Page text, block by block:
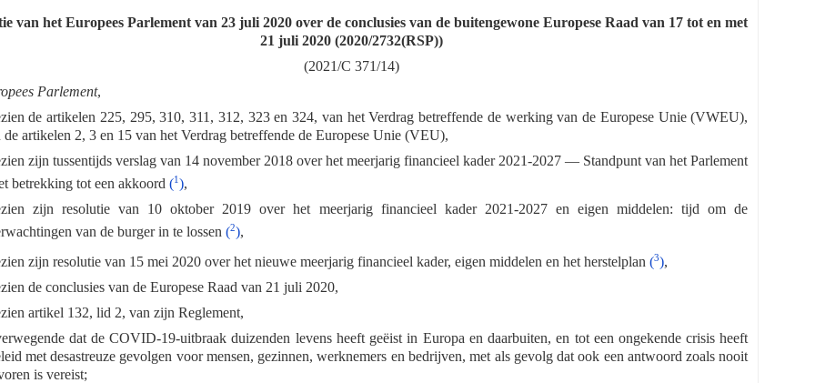
van het Europees Parlement van 23 juli 2020 over de conclusies van de buitengewone Europese Raad van 17 tot en met
21 juli 2020 (2020/2732(RSP))
(2021/C 371/14)
Parlement,
de artikelen 225, 295, 310, 311, 312, 323 en 324, van het Verdrag betreffende de werking van de Europese Unie (VWEU),
de artikelen 2, 3 en 15 van het Verdrag betreffende de Europese Unie (VEU),
zijn tussentijds verslag van 14 november 2018 over het meerjarig financieel kader 2021-2027 — Standpunt van het Parlement
betrekking tot een akkoord (1),
zijn resolutie van 10 oktober 2019 over het meerjarig financieel kader 2021-2027 en eigen middelen: tijd om de
van de burger in te lossen (2),
zijn resolutie van 15 mei 2020 over het nieuwe meerjarig financieel kader, eigen middelen en het herstelplan (3),
de conclusies van de Europese Raad van 21 juli 2020,
artikel 132, lid 2, van zijn Reglement,
dat de COVID-19-uitbraak duizenden levens heeft geëist in Europa en daarbuiten, en tot een ongekende crisis heeft
met desastreuze gevolgen voor mensen, gezinnen, werknemers en bedrijven, met als gevolg dat ook een antwoord zoals nooit
is vereist;